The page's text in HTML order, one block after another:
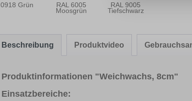
0918 Grün RAL 6005
Moosgrün
RAL 9005
Tiefschwarz
Beschreibung Produktvideo
Produktinformationen "Weichwachs, 8cm"
Einsatzbereiche: